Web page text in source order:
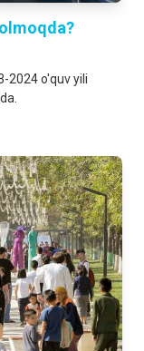
2024 o'quv yili